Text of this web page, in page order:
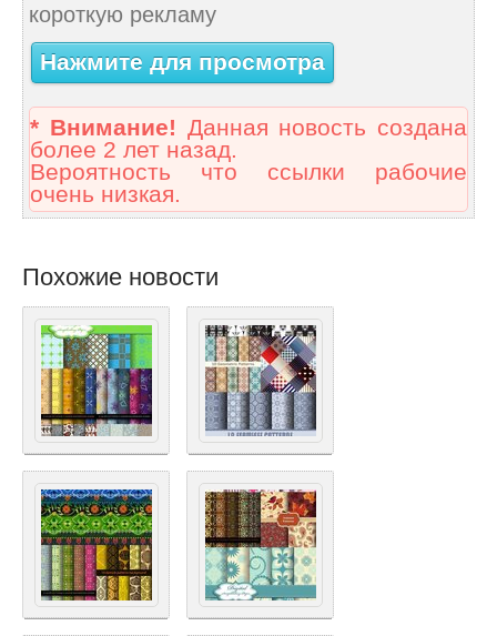
короткую рекламу
Нажмите для просмотра
* Внимание! Данная новость создана
более 2 лет назад.
Вероятность что ссылки рабочие
очень низкая.
Похожие новости